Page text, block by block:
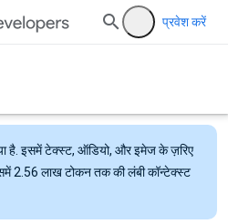
प्रवेश करें
है. इसमें टेक्स्ट, ऑडियो, और इमेज के ज़रिए
2.56 लाख टोकन तक की लंबी कॉन्टेक्स्ट